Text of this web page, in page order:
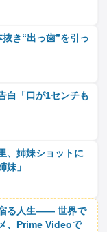
き“出っ歯”を引っ
白「口が1センチも
、姉妹ショットに
妹」
る人生―― 世界で
、Prime Videoで